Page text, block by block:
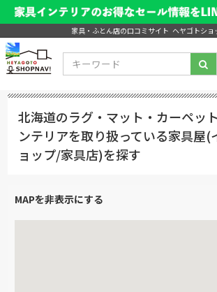
家具・ふとん店の口コミサイト ヘヤゴトショ
北海道のラグ・マット・カーペッ
ンテリアを取り扱っている家具屋(
ョップ/家具店)を探す